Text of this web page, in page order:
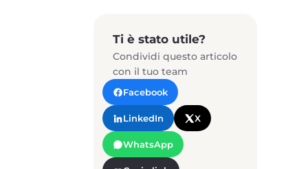
Ti è stato utile?
Condividi questo articolo
con il tuo team
Facebook
LinkedIn X
WhatsApp